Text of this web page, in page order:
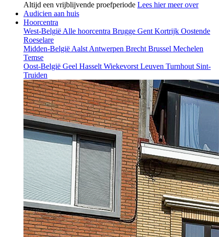
Altijd een vrijblijvende proefperiode Lees hier meer over
Audicien aan huis
Hoorcentra
West-België Alle hoorcentra Brugge Gent Kortrijk Oostende
Roeselare
Midden-België Aalst Antwerpen Brecht Brussel Mechelen
Temse
Oost-België Geel Hasselt Wiekevorst Leuven Turnhout Sint-
Truiden